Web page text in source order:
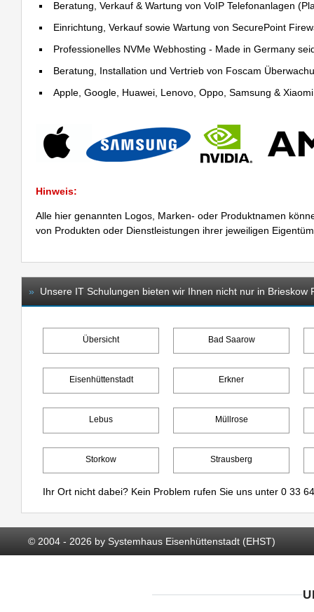
Beratung, Verkauf & Wartung von VoIP Telefonanlagen
Einrichtung, Verkauf sowie Wartung von SecurePoint
Professionelles NVMe Webhosting - Made in Germany
Beratung, Installation und Vertrieb von Foscam
Apple, Google, Huawei, Lenovo, Oppo, Samsung &
Hinweis:
Alle hier genannten Logos, Marken- oder Produktnamen
von Produkten oder Dienstleistungen ihrer jeweiligen
» Unsere IT Schulungen bieten wir Ihnen nicht nur in Brieskow
Übersicht Bad Saarow
Eisenhüttenstadt Erkner
Lebus Müllrose
Storkow Strausberg
Ihr Ort nicht dabei? Kein Problem rufen Sie uns unter 0 33
© 2004 - 2026 by Systemhaus Eisenhüttenstadt (EHST)